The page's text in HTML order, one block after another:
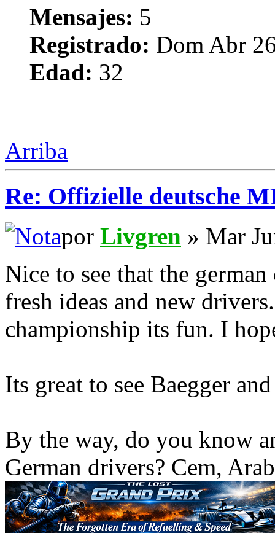
Mensajes: 5
Registrado: Dom Abr
Edad: 32
Arriba
Re: Offizielle deutsche
por Livgren » Mar
Nice to see that the
fresh ideas and new
championship its fun. I
Its great to see Baegger
By the way, do you know
German drivers? Cem,